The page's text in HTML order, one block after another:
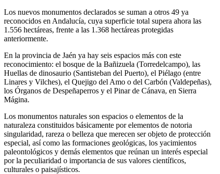
Los nuevos monumentos declarados se suman a otros 49 ya
reconocidos en Andalucía, cuya superficie total supera ahora las
1.556 hectáreas, frente a las 1.368 hectáreas protegidas
anteriormente.
En la provincia de Jaén ya hay seis espacios más con este
reconocimiento: el bosque de la Bañizuela (Torredelcampo), las
Huellas de dinosaurio (Santisteban del Puerto), el Piélago (entre
Linares y Vilches), el Quejigo del Amo o del Carbón (Valdepeñas),
los Órganos de Despeñaperros y el Pinar de Cánava, en Sierra
Mágina.
Los monumentos naturales son espacios o elementos de la
naturaleza constituidos básicamente por elementos de notoria
singularidad, rareza o belleza que merecen ser objeto de protección
especial, así como las formaciones geológicas, los yacimientos
paleontológicos y demás elementos que reúnan un interés especial
por la peculiaridad o importancia de sus valores científicos,
culturales o paisajísticos.